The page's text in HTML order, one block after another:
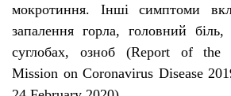
мокротиння. Інші симптоми
запалення горла, головний
суглобах, озноб(Report of the
Mission on Coronavirus Disease